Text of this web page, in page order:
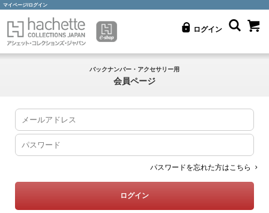
マイページ/ログイン
ログイン
バックナンバー・アクセサリー用
会員ページ
パスワードを忘れた方はこちら